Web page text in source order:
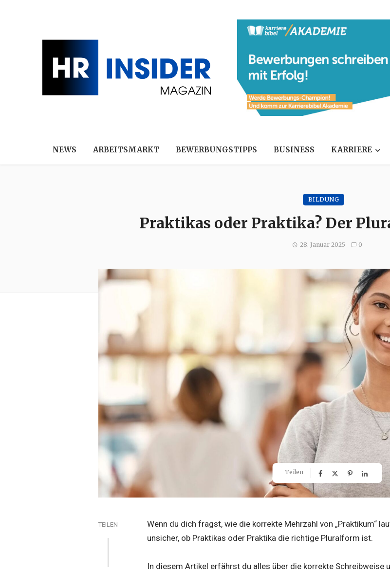
NEWS ARBEITSMARKT BEWERBUNGSTIPPS BUSINESS KARRIERE
BILDUNG
Praktikas oder Praktika? Der
28. Januar 2025 0
Teilen
TEILEN
Wenn du dich fragst, wie die korrekte Mehrzahl von „Praktikum“
unsicher, ob Praktikas oder Praktika die richtige Pluralform ist.
In diesem Artikel erfährst du alles über die korrekte Schreibweise